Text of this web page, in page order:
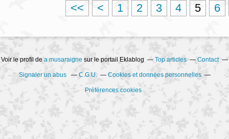
<< < 1 2 3 4 5 6
Voir le profil dea musaraigne sur le portail Eklablog Top articles Contact
Signaler un abus C.G.U. Cookies et données personnelles
Préférences cookies